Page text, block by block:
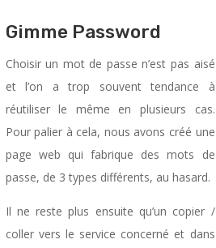
Gimme Password
Choisir un mot de passe n’est pas aisé
et l’on a trop souvent tendance à
réutiliser le même en plusieurs cas.
Pour palier à cela, nous avons créé une
page web qui fabrique des mots de
passe, de 3 types différents, au hasard.
Il ne reste plus ensuite qu’un copier /
coller vers le service concerné et dans